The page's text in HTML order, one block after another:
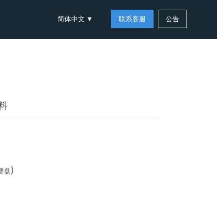
简体中文 联系客服 公告
盘 )